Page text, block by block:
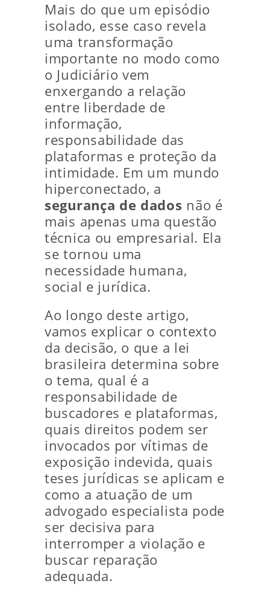
Mais do que um episódio
isolado, esse caso revela
uma transformação
importante no modo como
o Judiciário vem
enxergando a relação
entre liberdade de
informação,
responsabilidade das
plataformas e proteção da
intimidade. Em um mundo
hiperconectado, a
segurança de dados não é
mais apenas uma questão
técnica ou empresarial. Ela
se tornou uma
necessidade humana,
social e jurídica.
Ao longo deste artigo,
vamos explicar o contexto
da decisão, o que a lei
brasileira determina sobre
o tema, qual é a
responsabilidade de
buscadores e plataformas,
quais direitos podem ser
invocados por vítimas de
exposição indevida, quais
teses jurídicas se aplicam e
como a atuação de um
advogado especialista pode
ser decisiva para
interromper a violação e
buscar reparação
adequada.